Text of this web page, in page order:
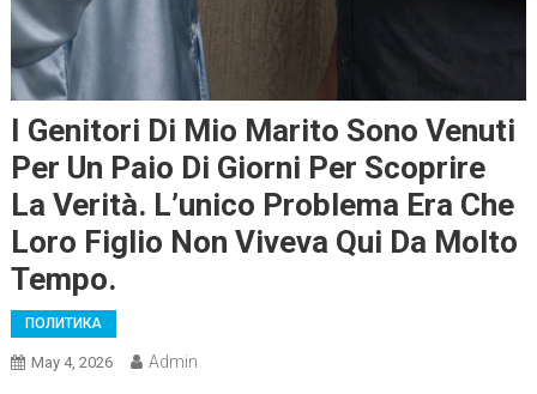
I Genitori Di Mio Marito Sono Venuti
Per Un Paio Di Giorni Per Scoprire
La Verità. L’unico Problema Era Che
Loro Figlio Non Viveva Qui Da Molto
Tempo.
ПОЛИТИКА
May 4, 2026 Admin